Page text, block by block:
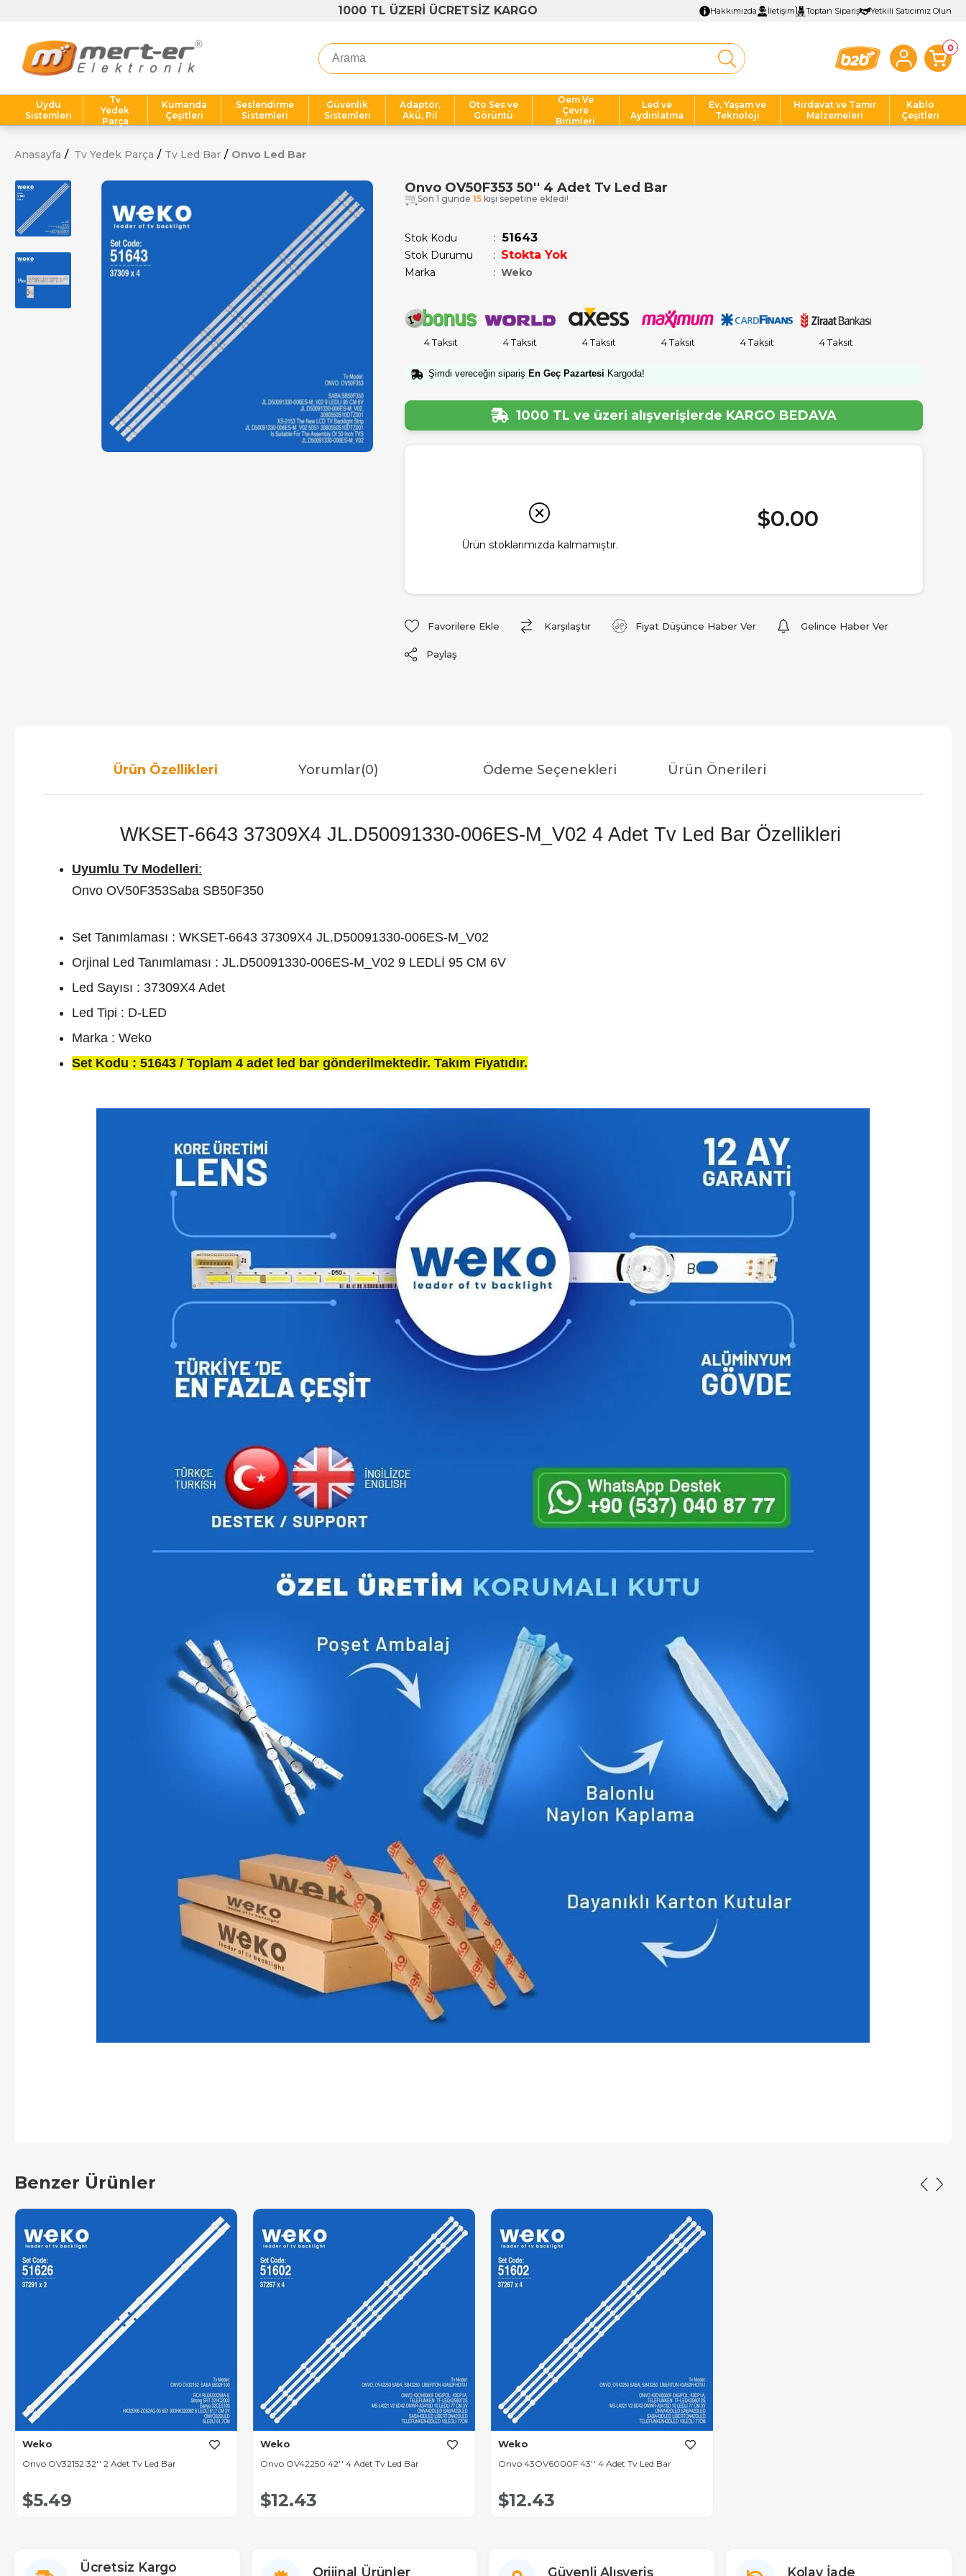
1000 TL ÜZERİ ÜCRETSİZ KARGO Hakkımızda İletişim Toptan Sipariş Yetkili Satıcımız Olun
0
Uydu
Sistemleri
Tv
Yedek
Parça
Kumanda
Çeşitleri
Seslendirme
Sistemleri
Güvenlik
Sistemleri
Adaptör,
Akü, Pil
Oto Ses ve
Görüntü
Oem Ve
Çevre
Birimleri
Led ve
Aydınlatma
Ev, Yaşam ve
Teknoloji
Hırdavat ve Tamir
Malzemeleri
Kablo
Çeşitleri
Anasayfa Tv Yedek Parça Tv Led Bar Onvo Led Bar
Onvo OV50F353 50'' 4 Adet Tv Led Bar
Son 1 günde 15 kişi sepetine ekledi!
Stok Kodu 51643
Stok Durumu : Stokta Yok
Marka : Weko
4 Taksit 4 Taksit 4 Taksit 4 Taksit 4 Taksit 4 Taksit
Şimdi vereceğin sipariş En Geç Pazartesi Kargoda!
1000 TL ve üzeri alışverişlerde KARGO BEDAVA
Ürün stoklarımızda kalmamıştır.
$0.00
Favorilere Ekle Karşılaştır Fiyat Düşünce Haber Ver Gelince Haber Ver
Paylaş
Ürün Özellikleri Yorumlar(0) Ödeme Seçenekleri Ürün Önerileri
WKSET-6643 37309X4 JL.D50091330-006ES-M_V02 4 Adet Tv Led Bar Özellikleri
Uyumlu Tv Modelleri:
Onvo OV50F353Saba SB50F350
Set Tanımlaması : WKSET-6643 37309X4 JL.D50091330-006ES-M_V02
Orjinal Led Tanımlaması : JL.D50091330-006ES-M_V02 9 LEDLİ 95 CM 6V
Led Sayısı : 37309X4 Adet
Led Tipi : D-LED
Marka : Weko
Set Kodu : 51643 / Toplam 4 adet led bar gönderilmektedir. Takım Fiyatıdır.
Benzer Ürünler
Weko
Onvo OV32152 32'' 2 Adet Tv Led Bar
$5.49
Weko
Onvo OV42250 42'' 4 Adet Tv Led Bar
$12.43
Weko
Onvo 43OV6000F 43'' 4 Adet Tv Led Bar
$12.43
Ücretsiz Kargo Orijinal Ürünler Güvenli Alışveriş Kolay İade